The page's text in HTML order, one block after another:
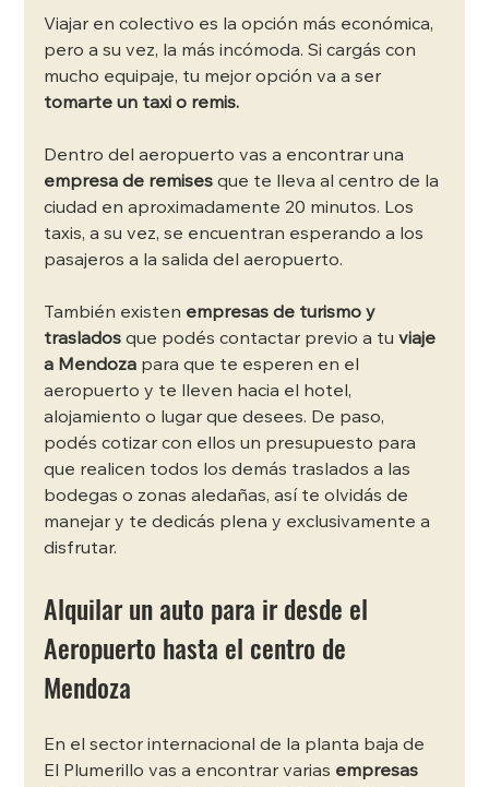
Viajar en colectivo es la opción más económica,
pero a su vez, la más incómoda. Si cargás con
mucho equipaje, tu mejor opción va a ser
tomarte un taxi o remis.
Dentro del aeropuerto vas a encontrar una
empresa de remises que te lleva al centro de la
ciudad en aproximadamente 20 minutos. Los
taxis, a su vez, se encuentran esperando a los
pasajeros a la salida del aeropuerto.
También existen empresas de turismo y
traslados que podés contactar previo a tu viaje
a Mendoza para que te esperen en el
aeropuerto y te lleven hacia el hotel,
alojamiento o lugar que desees. De paso,
podés cotizar con ellos un presupuesto para
que realicen todos los demás traslados a las
bodegas o zonas aledañas, así te olvidás de
manejar y te dedicás plena y exclusivamente a
disfrutar.
Alquilar un auto para ir desde el
Aeropuerto hasta el centro de
Mendoza
En el sector internacional de la planta baja de
El Plumerillo vas a encontrar varias empresas